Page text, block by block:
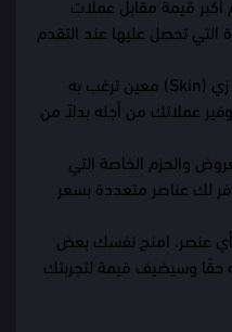
تحصل عليها عند التقدم
شراء الأزياء المرغوبة: إذا كان هناك زي (Skin) معين ترغب به
عملاتك من أجله بدلاً من
والحزم الخاصة التي
لك عناصر متعددة بسعر
أي عنصر، امنح نفسك بعض
حقًا وسيضيف قيمة لتجربتك